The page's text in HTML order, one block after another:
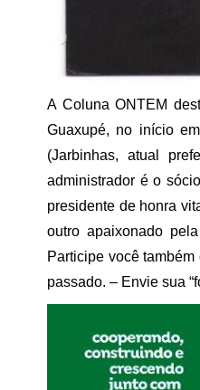
A Coluna ONTEM
Guaxupé, no início
(Jarbinhas, atual
administrador é o
presidente de honra
outro apaixonado
Participe você
passado. – Envie sua